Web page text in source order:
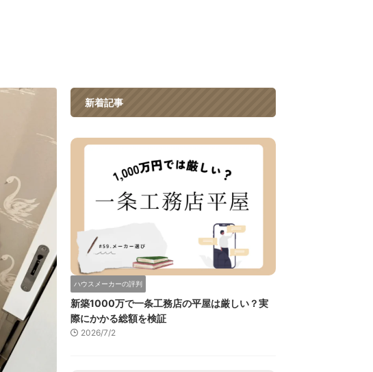
新着記事
ハウスメーカーの評判
新築1000万で一条工務店の平屋は厳しい？実
際にかかる総額を検証
2026/7/2